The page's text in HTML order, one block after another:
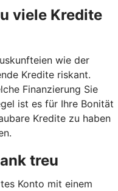
viele Kredite
wie der
Kredite riskant.
Finanzierung Sie
ist es für Ihre Bonität
Kredite zu haben
treu
Konto mit einem